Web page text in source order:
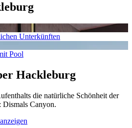
Unterkünften
Pool
Hackleburg
die natürliche Schönheit der
Dismals Canyon.